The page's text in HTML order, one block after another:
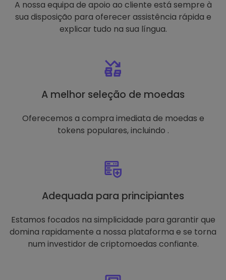
A nossa equipa de apoio ao cliente está sempre à
sua disposição para oferecer assistência rápida e
explicar tudo na sua língua.
A melhor seleção de moedas
Oferecemos a compra imediata de moedas e
tokens populares, incluindo .
Adequada para principiantes
Estamos focados na simplicidade para garantir que
domina rapidamente a nossa plataforma e se torna
num investidor de criptomoedas confiante.